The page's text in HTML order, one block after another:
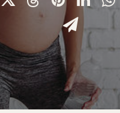
Επικοινωνία
Ευκαιρίες
e-mathisi